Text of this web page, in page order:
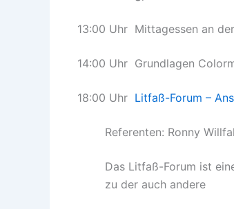
13:00 Uhr Mittagessen an
14:00 Uhr Grundlagen
18:00 Uhr Litfaß-Forum –
Referenten: Ronny
Das Litfaß-Forum ist
zu der auch andere